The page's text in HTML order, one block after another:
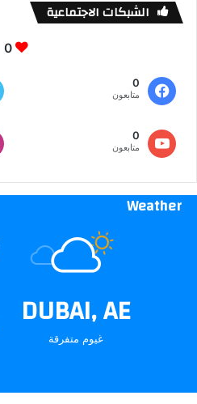
الشبكات الاجتماعية
0
0
متابعون
0
متابعون
Weather
DUBAI, AE
غيوم متفرقة